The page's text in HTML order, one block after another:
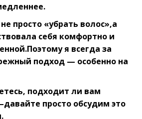
просто «убрать волос»,а
себя комфортно и
я всегда за
подход — особенно на
подходит ли вам
просто обсудим это